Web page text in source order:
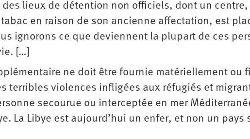
des lieux de détention non officiels, dont un
en raison de son ancienne affectation, est
ignorons ce que deviennent la plupart de ces
[…]
ne doit être fournie matériellement ou
terribles violences infligées aux réfugiés et
secourue ou interceptée en mer
La Libye est aujourd’hui un enfer, et non un pays